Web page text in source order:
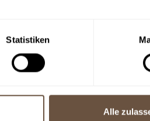
Statistiken
Alle